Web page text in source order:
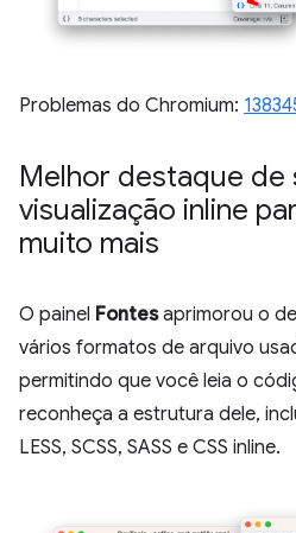
Problemas do Chromium:
Melhor destaque de
visualização inline
muito mais
O painel Fontesaprimorou o
vários formatos de arquivo
permitindo que você leia o
reconheça a estrutura dele,
LESS, SCSS, SASS e CSS inline.